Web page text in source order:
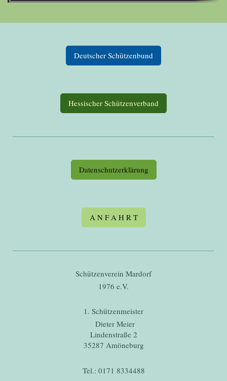
Deutscher Schützenbund
Hessischer Schützenverband
Datenschutzerklärung
A N F A H R T
Schützenverein Mardorf
1976 e.V.
1. Schützenmeister
Dieter Meier
Lindenstraße 2
35287 Amöneburg
Tel.: 0171 8334488